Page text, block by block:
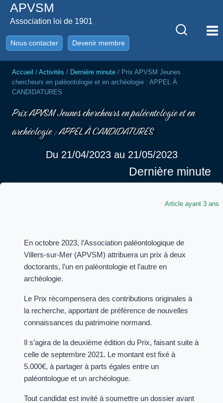
AllerAPVSM
Association loi de 1901
Nous contacter Devenir membre
Accueil / Activités / Dernière minute / Prix APVSM Jeunes
chercheurs en paléontologie et en archéologie : APPEL À
CANDIDATURES
Prix APVSM Jeunes chercheurs en paléontologie et en
archéologie : APPEL À CANDIDATURES
Du 21/04/2023 au 21/05/2023
Dernière minute
Article ayant 3 ans
En octobre 2023, l’Association paléontologique de
Villers-sur-Mer (APVSM) attribuera un prix à deux
doctorants, l’un en paléontologie et l’autre en
archéologie.
Le Prix récompensera des contributions originales à
la recherche, apportant de préférence de nouvelles
connaissances du patrimoine normand.
Il s’agira de la deuxième édition du Prix, faisant suite à
celle de septembre 2021. Le montant est fixé à
5.000€, à partager à parts égales entre un
paléontologue et un archéologue.
Tout candidat est invité à soumettre un dossier avant